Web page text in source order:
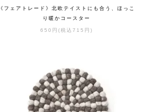
《フェアトレード》北欧テイストにも合う、ほっこ
り暖かコースター
650円(税込715円)